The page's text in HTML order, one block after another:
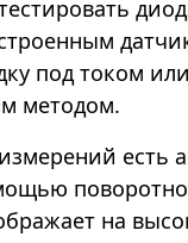
под током
методом.
есть
на